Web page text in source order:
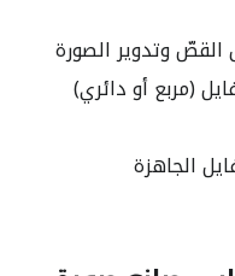
وتدوير الصورة
(مربع أو دائري)
الجاهزة